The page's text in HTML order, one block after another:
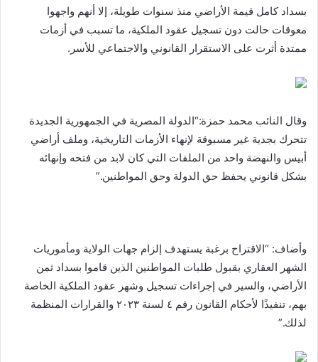
بسداد كامل قيمة الأراضي منذ سنوات طويلة، إلا أنهم واجهوا
معوقات حالت دون تسجيل عقود الملكية، ما تسبب في أزمات
ممتدة أثرت على الاستقرار القانوني والاجتماعي للأسر.
وقال النائب محمد حمزة:“الدولة المصرية في الجمهورية الجديدة
تتحرك بجدية غير مسبوقة لإنهاء الأزمات التاريخية، وملف أراضي
أبيس والنهضة واحد من الملفات التي كان لابد من فتحه وإنهائه
بشكل قانوني يحفظ حق الدولة وحق المواطنين.”
وأضاف: “الاقتراح برغبة يستهدف إلزام جهات الولاية ومأموريات
الشهر العقاري بقبول طلبات المواطنين الذين قاموا بسداد ثمن
الأراضي، والسير في إجراءات تسجيل وشهر عقود الملكية الخاصة
بهم، تنفيذًا لأحكام القانون رقم ٤ لسنة ٢٠٢٣ والقرارات المنظمة
لذلك.”